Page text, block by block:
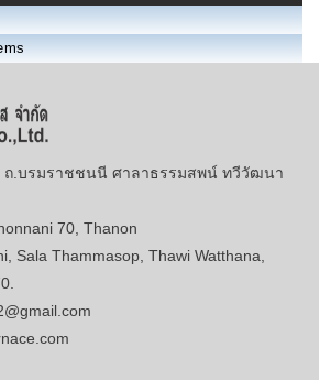
.บรมราชชนนี ศาลาธรรมสพน์ ทวีวัฒนา
70, Thanon
Sala Thammasop, Thawi Watthana,